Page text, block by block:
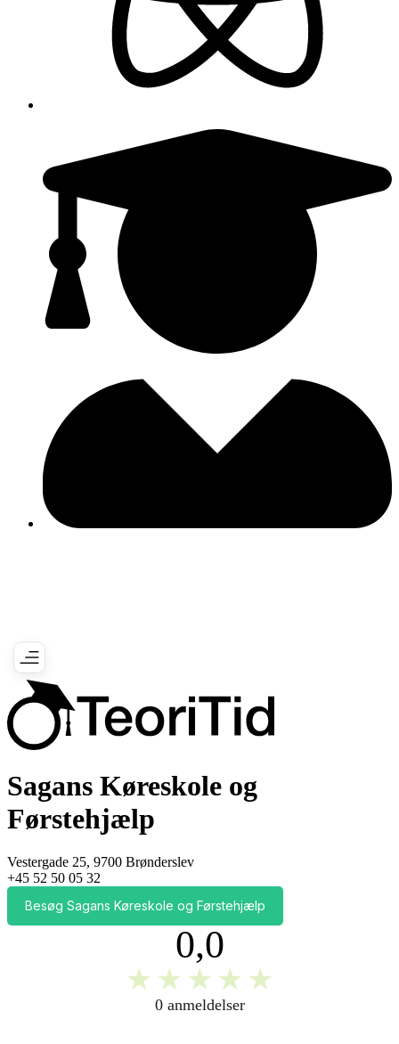
Sagans Køreskole og
Førstehjælp
Vestergade 25, 9700 Brønderslev
+45 52 50 05 32
Besøg Sagans Køreskole og Førstehjælp
0,0
★ ★ ★ ★ ★
0 anmeldelser